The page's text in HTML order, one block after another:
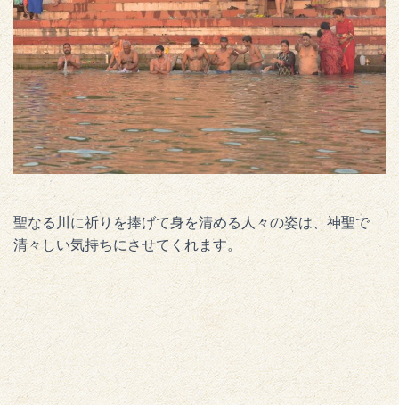
聖なる川に祈りを捧げて身を清める人々の姿は、神聖で
清々しい気持ちにさせてくれます。